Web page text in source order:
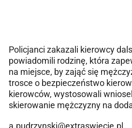
Policjanci zakazali kierowcy
powiadomili rodzinę, która
na miejsce, by zająć się
trosce o bezpieczeństwo
kierowców, wystosowali
skierowanie mężczyzny na
a.pudrzynski@extraswiecie.pl